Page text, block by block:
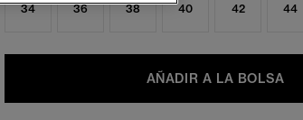
34 36 38 40 42 44
AÑADIR A LA BOLSA